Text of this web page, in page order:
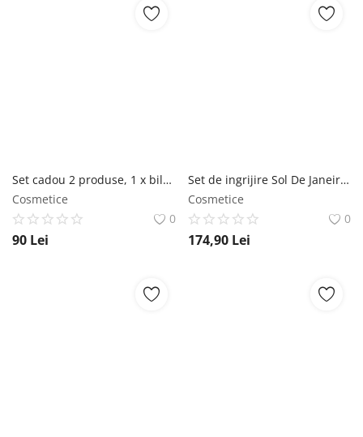
Set cadou 2 produse, 1 x bila de baie 100 g, 1 x sapun solid 100 g, Stay Golden Honey Punnet Bomb Cosmetics Bomb Cosmetics
Cosmetice
0
90 Lei
Set de ingrijire Sol De Janeiro, Beija Flor Jet Set, 3 bucati, crema 50 ml, spray 30 ml, gel dus 90 ml Sol de Janeiro
Cosmetice
0
174,90 Lei